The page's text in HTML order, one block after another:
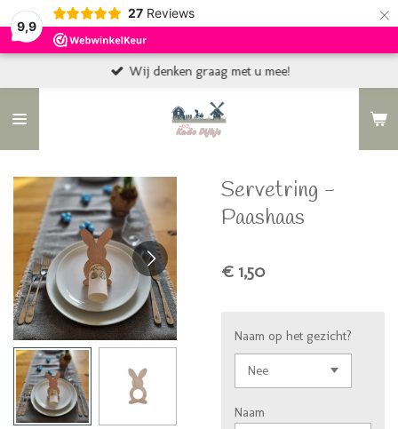
9,9
27 Reviews ×
Wij denken graag met u mee!
Servetring -
Paashaas
€ 1,50
Naam op het gezicht?
Naam